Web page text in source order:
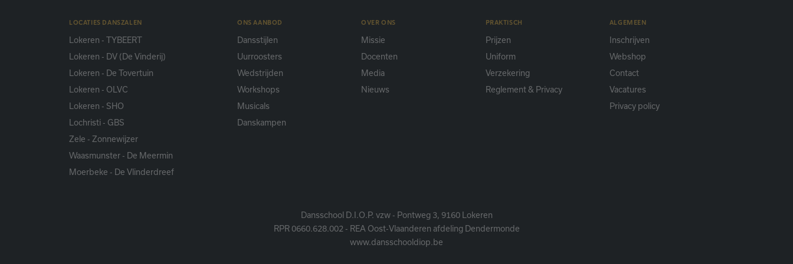
LOCATIES DANSZALEN
Lokeren - TYBEERT
Lokeren - DV (De Vinderij)
Lokeren - De Tovertuin
Lokeren - OLVC
Lokeren - SHO
Lochristi - GBS
Zele - Zonnewijzer
Waasmunster - De Meermin
Moerbeke - De Vlinderdreef
ONS AANBOD
Dansstijlen
Uurroosters
Wedstrijden
Workshops
Musicals
Danskampen
OVER ONS
Missie
Docenten
Media
Nieuws
PRAKTISCH
Prijzen
Uniform
Verzekering
Reglement & Privacy
ALGEMEEN
Inschrijven
Webshop
Contact
Vacatures
Privacy policy
Dansschool D.I.O.P. vzw - Pontweg 3, 9160 Lokeren
RPR 0660.628.002 - REA Oost-Vlaanderen afdeling Dendermonde
www.dansschooldiop.be